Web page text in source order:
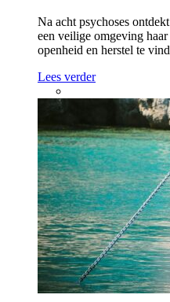
Na acht psychoses
een veilige omgeving
openheid en herstel te
Lees verder